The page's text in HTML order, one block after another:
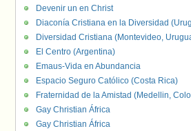
Devenir un en Christ
Diaconía Cristiana en la Diversidad
Diversidad Cristiana (Montevideo,
El Centro (Argentina)
Emaus-Vida en Abundancia
Espacio Seguro Católico (Costa Rica)
Fraternidad de la Amistad (Medellin,
Gay Christian África
Gay Christian África